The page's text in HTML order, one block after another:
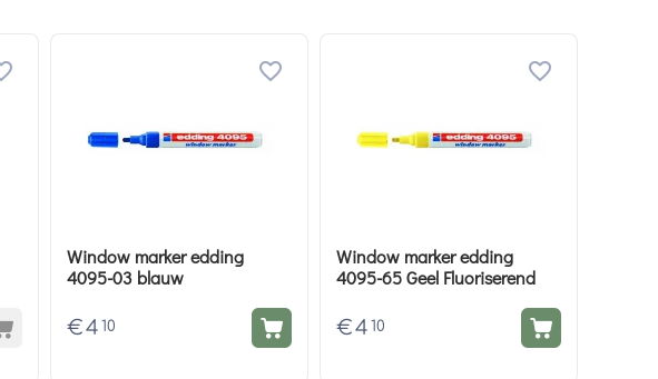
Window marker edding
4095-03 blauw
€4 10
Window marker edding
4095-65 Geel Fluoriserend
€4 10